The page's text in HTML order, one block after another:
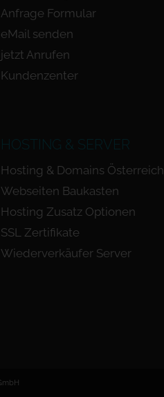
Anfrage Formular
eMail senden
jetzt Anrufen
Kundenzenter
HOSTING & SERVER
Hosting & Domains Österreich
Webseiten Baukasten
Hosting Zusatz Optionen
SSL Zertifikate
Wiederverkäufer Server